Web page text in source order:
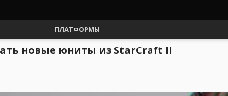
ПЛАТФОРМЫ
новые юниты из StarCraft II